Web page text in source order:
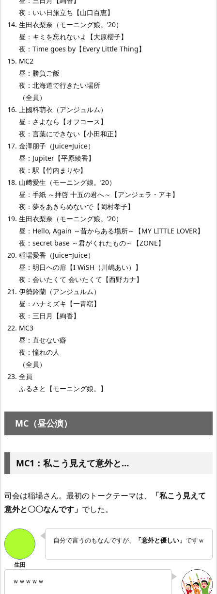
夜：いい日旅立ち【山口百恵】
生田衣梨奈（モーニング娘。’20）
昼：キミを忘れないよ【大原櫻子】
夜：Time goes by【Every Little Thing】
MC2
昼：勝負ご飯
夜：北海道で行きたい場所
（全員）
上國料萌衣（アンジュルム）
昼：さよなら【オフコース】
夜：言葉にできない【小田和正】
金澤朋子（Juice=Juice）
昼：Jupiter【平原綾香】
夜：駅【竹内まりや】
山﨑愛生（モーニング娘。’20）
昼：手紙 ～拝啓 十五の君へ～【アンジェラ・アキ】
夜：夢をあきらめないで【岡村孝子】
生田衣梨奈（モーニング娘。’20）
昼：Hello, Again ～昔からある場所～【MY LITTLE LOVER】
夜：secret base ～君がくれたもの～【ZONE】
稲場愛香（Juice=Juice）
昼：明日への扉【I WiSH（川嶋あい）】
夜：会いたくて 会いたくて【西野カナ】
伊勢鈴蘭（アンジュルム）
昼：ハナミズキ【一青窈】
夜：三日月【絢香】
MC3
昼：直せない癖
夜：憧れの人
（全員）
全員
ふるさと【モーニング娘。】
MC（昼公演）
MC1：私こう見えて意外と…
司会は稲場さん。最初のトークテーマは、
「私こう見えて
意外と〇〇なんです」 でした。
自分で言うのもなんですが、 「意外と優しい」 ですｗ
ｗｗｗｗｗ